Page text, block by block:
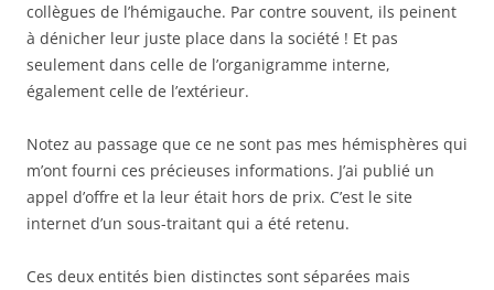
collègues de l’hémigauche. Par contre souvent, ils peinent
à dénicher leur juste place dans la société ! Et pas
seulement dans celle de l’organigramme interne,
également celle de l’extérieur.
Notez au passage que ce ne sont pas mes hémisphères qui
m’ont fourni ces précieuses informations. J’ai publié un
appel d’offre et la leur était hors de prix. C’est le site
internet d’un sous-traitant qui a été retenu.
Ces deux entités bien distinctes sont séparées mais